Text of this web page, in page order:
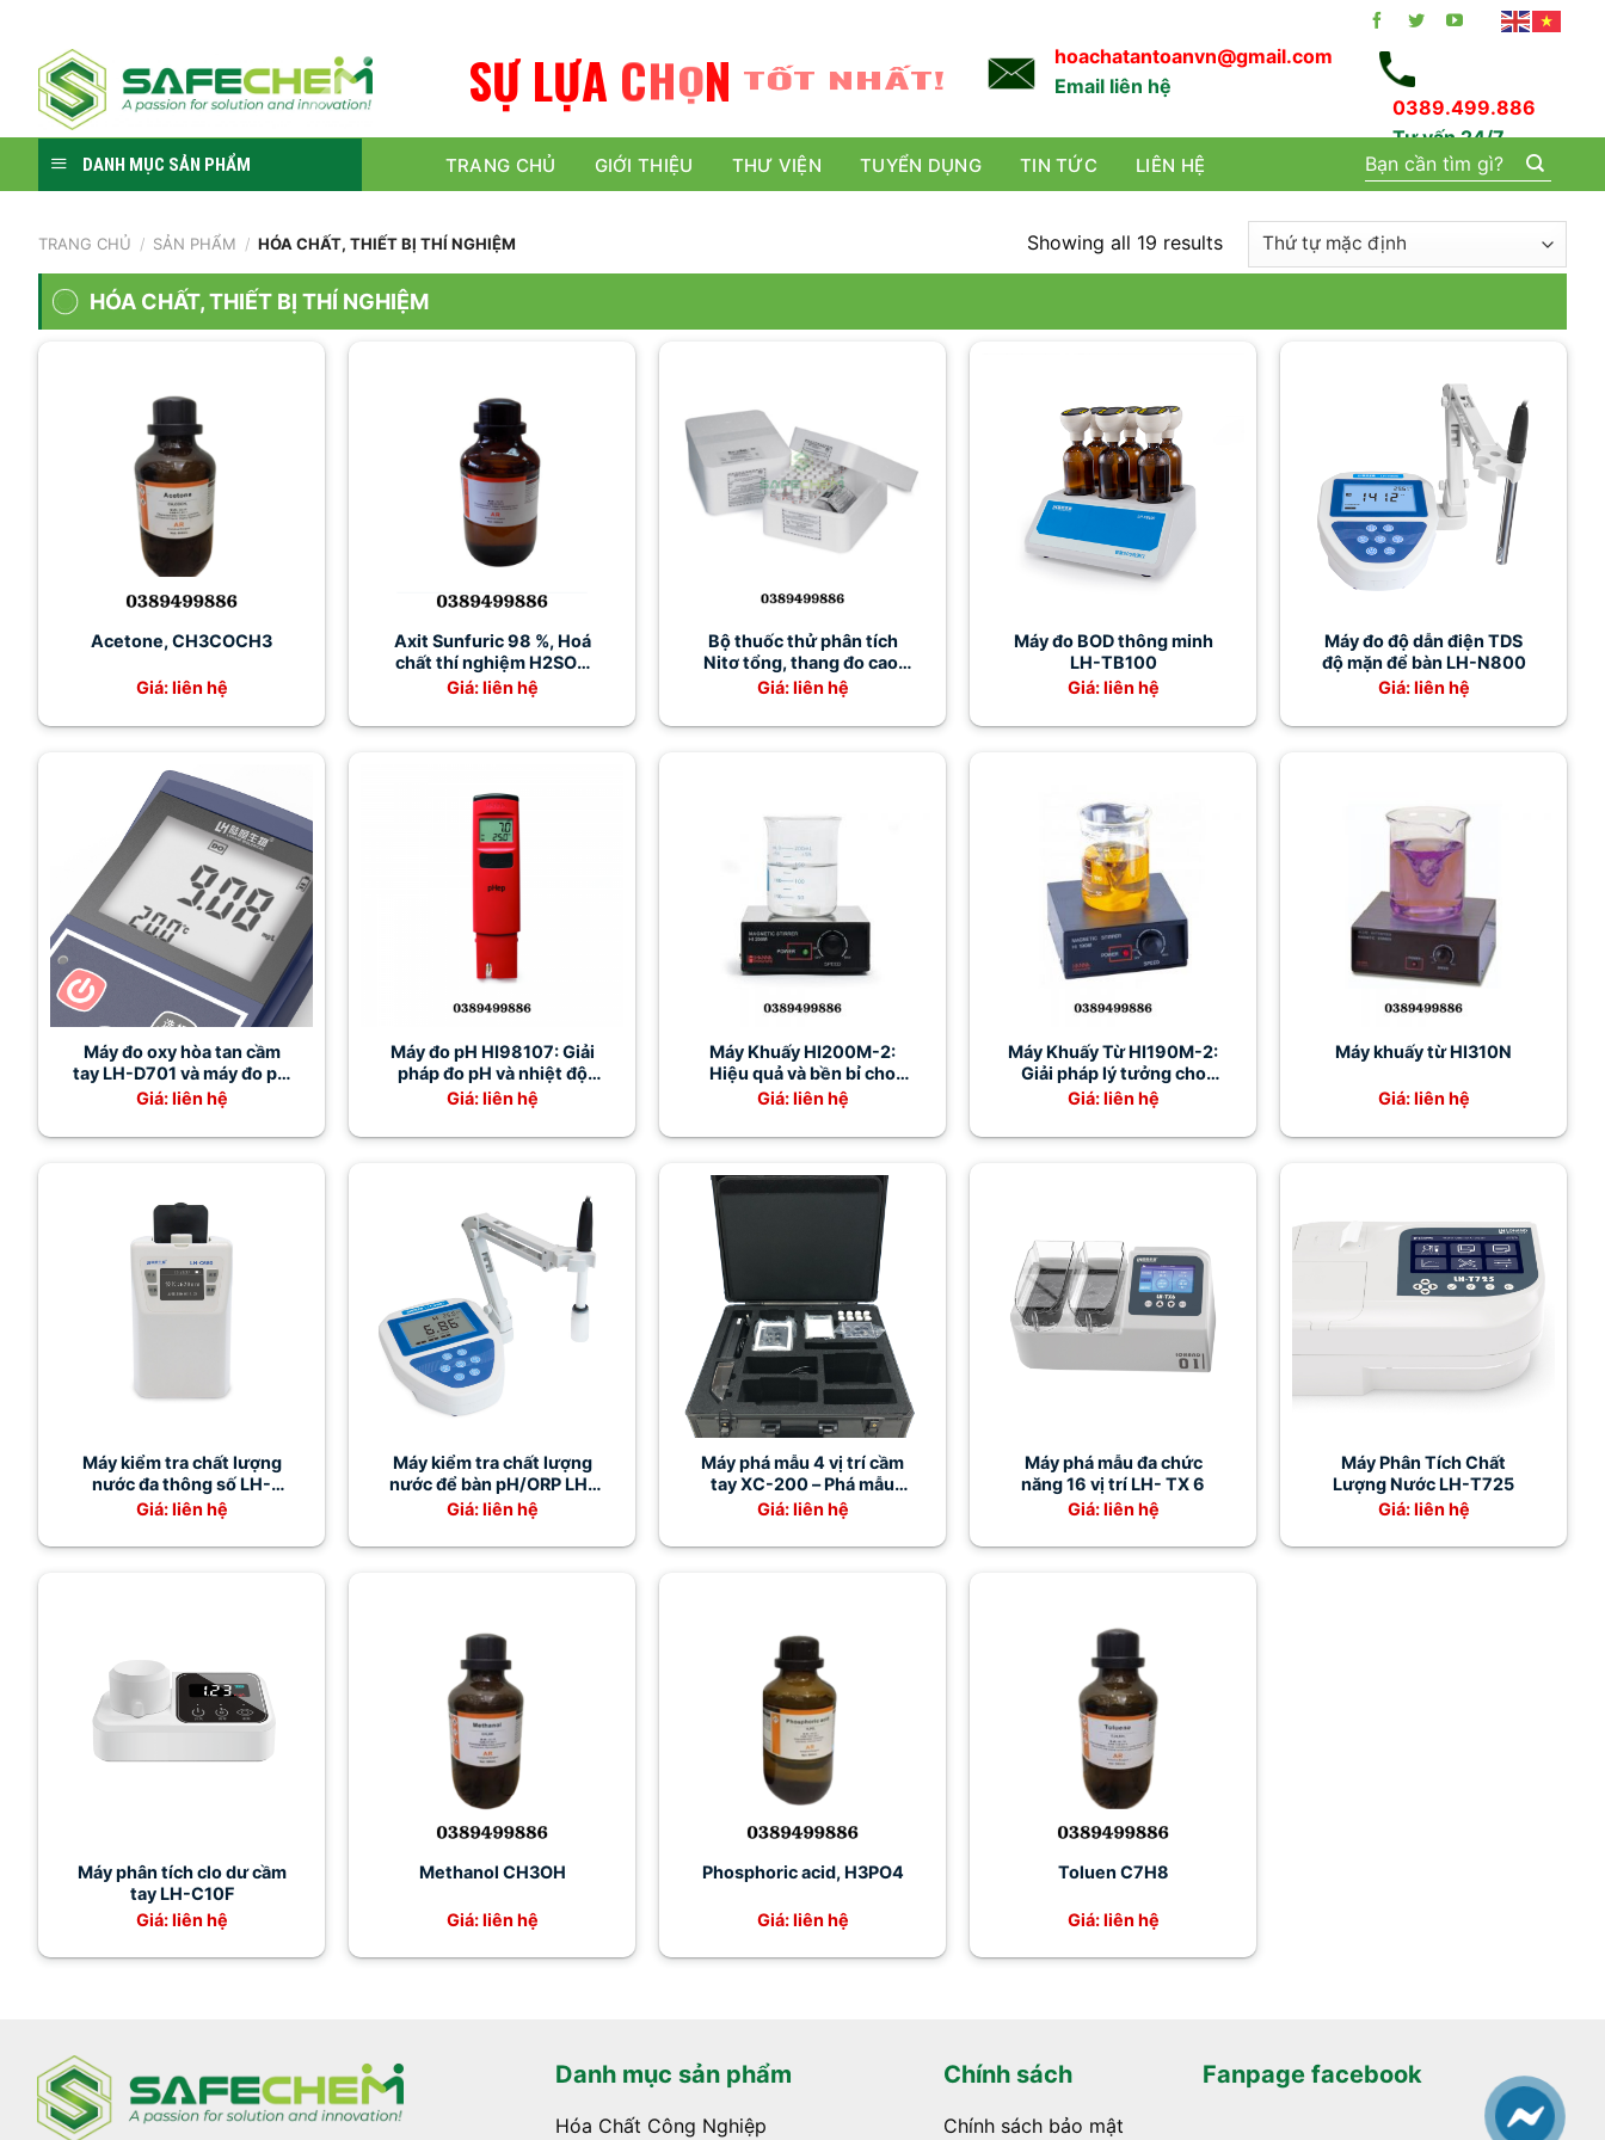
content
SỰ LỰA CHỌN TỐT NHẤT!
hoachatantoanvn@gmail.com
Email liên hệ
0389.499.886
Tư vấn 24/7
DANH MỤC SẢN PHẨM TRANG CHỦ GIỚI THIỆU THƯ VIỆN TUYỂN DỤNG TIN TỨC LIÊN HỆ
Tìm
kiếm:
TRANG CHỦ / SẢN PHẨM / HÓA CHẤT, THIẾT BỊ THÍ NGHIỆM Showing all 19 results
HÓA CHẤT, THIẾT BỊ THÍ NGHIỆM
Acetone, CH3COCH3
Giá: liên hệ
Axit Sunfuric 98 %, Hoá
chất thí nghiệm H2SO4
98%
Giá: liên hệ
Bộ thuốc thử phân tích
Nitơ tổng, thang đo cao,
ống TNT
Giá: liên hệ
Máy đo BOD thông minh
LH-TB100
Giá: liên hệ
Máy đo độ dẫn điện TDS
độ mặn để bàn LH-N800
Giá: liên hệ
Máy đo oxy hòa tan cầm
tay LH-D701 và máy đo pH
LH-P210
Giá: liên hệ
Máy đo pH HI98107: Giải
pháp đo pH và nhiệt độ
chính xác, tiện lợi
Giá: liên hệ
Máy Khuấy HI200M-2:
Hiệu quả và bền bỉ cho
phòng thí nghiệm
Giá: liên hệ
Máy Khuấy Từ HI190M-2:
Giải pháp lý tưởng cho
phòng thí nghiệm
Giá: liên hệ
Máy khuấy từ HI310N
Giá: liên hệ
Máy kiểm tra chất lượng
nước đa thông số LH-
C660 (ZY-880) – Đo COD,
chính xác
Giá: liên hệ
Máy kiểm tra chất lượng
nước để bàn pH/ORP LH-
P800
Giá: liên hệ
Máy phá mẫu 4 vị trí cầm
tay XC-200 – Phá mẫu
COD nhanh, chính xác,
Giá: liên hệ
Máy phá mẫu đa chức
năng 16 vị trí LH- TX 6
Giá: liên hệ
Máy Phân Tích Chất
Lượng Nước LH-T725
Giá: liên hệ
Máy phân tích clo dư cầm
tay LH-C10F
Giá: liên hệ
Methanol CH3OH
Giá: liên hệ
Phosphoric acid, H3PO4
Giá: liên hệ
Toluen C7H8
Giá: liên hệ
Danh mục sản phẩm
Hóa Chất Công Nghiệp
Chính sách
Chính sách bảo mật
Fanpage facebook